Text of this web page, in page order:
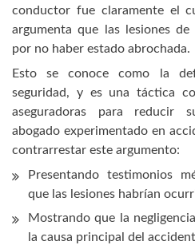
conductor fue claramente el
argumenta que las lesiones
por no haber estado abrochada.
Esto se conoce como la
seguridad, y es una táctica
aseguradoras para reducir
abogado experimentado en
contrarrestar este argumento:
Presentando testimonios
que las lesiones habrían
Mostrando que la
la causa principal del